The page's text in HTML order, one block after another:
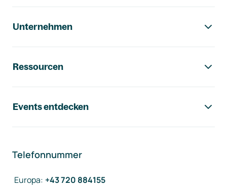
Unternehmen
Ressourcen
Events entdecken
Telefonnummer
Europa: +43 720 884155